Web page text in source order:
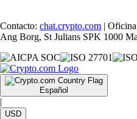
Contacto: chat.crypto.com |
Ang Borg, St Julians SPK 1000
Español
|
USD